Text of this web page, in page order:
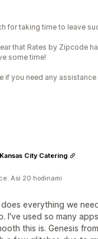
for taking time to leave
that Rates by Zipcode
some time!
if you need any assistance
everything we
I've used so many apps
this is. Genesis
City Catering
Asi 20 hodinami